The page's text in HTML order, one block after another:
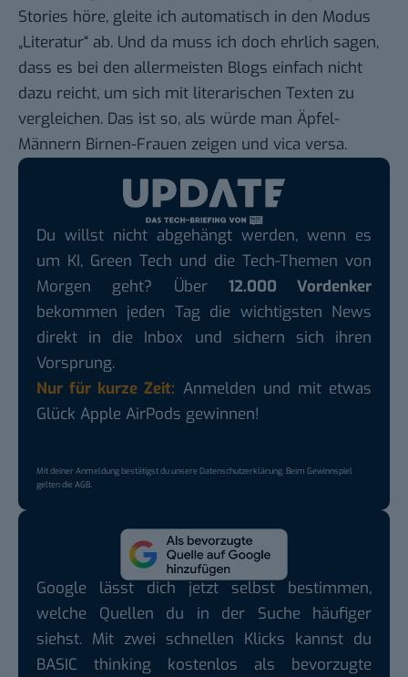
Stories höre, gleite ich automatisch in den Modus
„Literatur“ ab. Und da muss ich doch ehrlich sagen,
dass es bei den allermeisten Blogs einfach nicht
dazu reicht, um sich mit literarischen Texten zu
vergleichen. Das ist so, als würde man Äpfel-
Männern Birnen-Frauen zeigen und vica versa.
Du willst nicht abgehängt werden, wenn es
um KI, Green Tech und die Tech-Themen von
Morgen geht? Über 12.000 Vordenker
bekommen jeden Tag die wichtigsten News
direkt in die Inbox und sichern sich ihren
Vorsprung.
Nur für kurze Zeit: Anmelden und mit etwas
Glück Apple AirPods gewinnen!
Mit deiner Anmeldung bestätigst du unsereDatenschutzerklärung. Beim Gewinnspiel
gelten dieAGB.
Google lässt dich jetzt selbst bestimmen,
welche Quellen du in der Suche häufiger
siehst. Mit zwei schnellen Klicks kannst du
BASIC thinking kostenlos als bevorzugte